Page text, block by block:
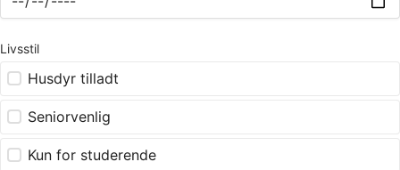
Livsstil
Husdyr tilladt
Seniorvenlig
Kun for studerende